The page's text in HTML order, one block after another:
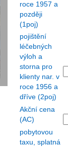
roce 1957 a
později
(1poj)
pojištění
léčebných
výloh a
storna pro
klienty nar. v
roce 1956 a
dříve (2poj)
Akční cena
(AC)
pobytovou
taxu, splatná